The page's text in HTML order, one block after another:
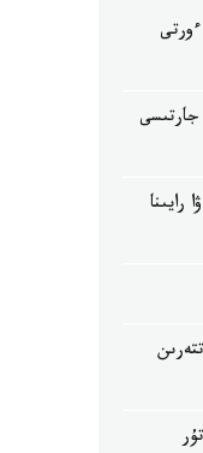
جارتىسى
وڭىرگە اۋا رايىنا